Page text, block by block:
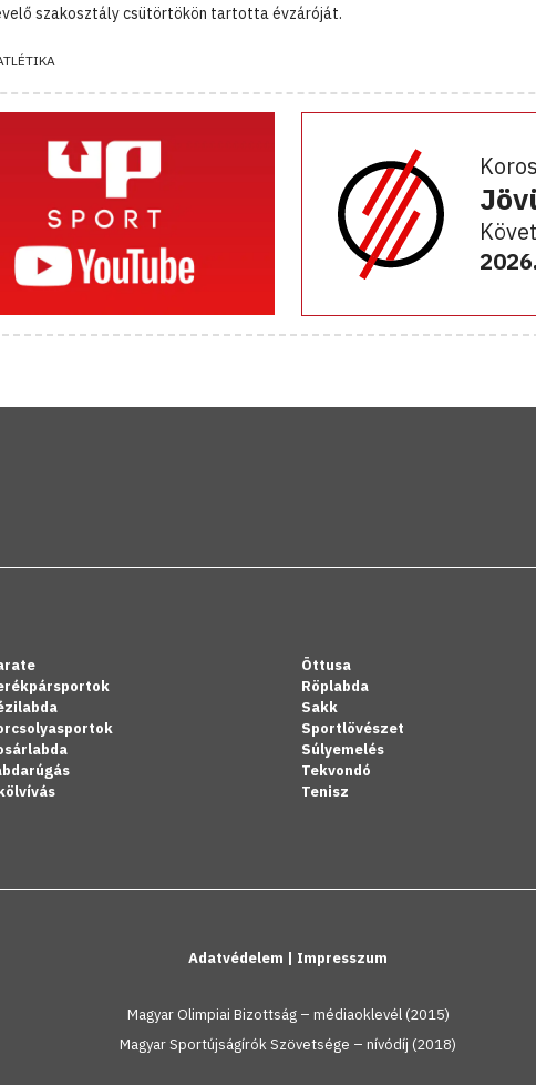
szakosztály csütörtökön tartotta évzáróját.
Öttusa
Röplabda
Sakk
Sportlövészet
Súlyemelés
Tekvondó
Tenisz
Adatvédelem | Impresszum
Magyar Olimpiai Bizottság – médiaoklevél (2015)
Magyar Sportújságírók Szövetsége – nívódíj (2018)